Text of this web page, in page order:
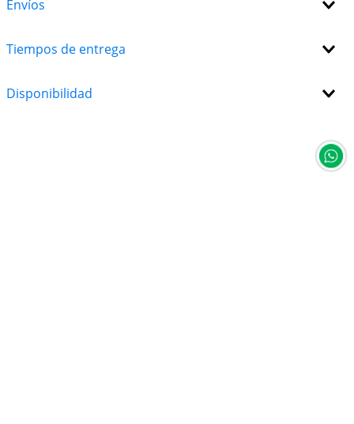
Envíos
Tiempos de entrega
Disponibilidad